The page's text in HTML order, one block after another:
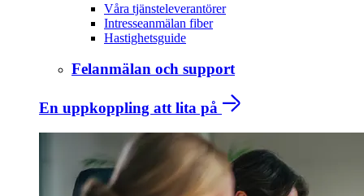
Våra tjänsteleverantörer
Intresseanmälan fiber
Hastighetsguide
Felanmälan och support
En uppkoppling att lita på